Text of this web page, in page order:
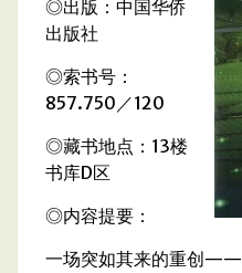
◎出版：中国华侨
出版社
◎索书号：
857.750／120
◎藏书地点：13楼
书库D区
◎内容提要：
一场突如其来的重创——